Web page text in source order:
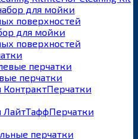
для мойки
поверхностей
перчатки
Перчатки
Перчатки